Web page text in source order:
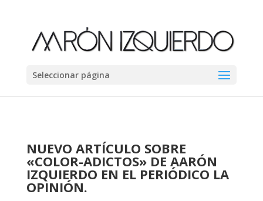
Seleccionar página
NUEVO ARTÍCULO SOBRE
«COLOR-ADICTOS» DE AARÓN
IZQUIERDO EN EL PERIÓDICO LA
OPINIÓN.